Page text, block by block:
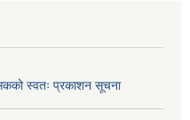
स्वतः प्रकाशन सूचना